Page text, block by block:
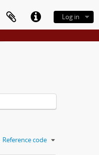
Log in
Reference code